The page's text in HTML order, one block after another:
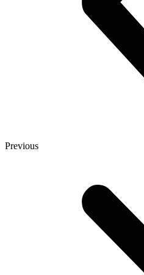
Previous